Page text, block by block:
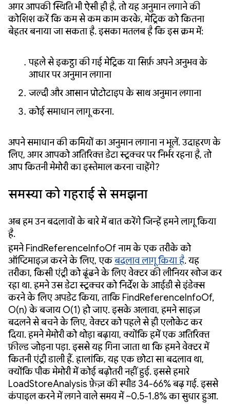
अगर आपकी स्थिति भी ऐसी ही है, तो यह अनुमान लगाने की
कोशिश करें कि कम से कम काम करके, मेट्रिक को कितना
बेहतर बनाया जा सकता है. इसका मतलब है कि इस क्रम में:
पहले से इकट्ठा की गई मेट्रिक या सिर्फ़ अपने अनुभव के
आधार पर अनुमान लगाना
जल्दी और आसान प्रोटोटाइप के साथ अनुमान लगाना
कोई समाधान लागू करना.
अपने समाधान की कमियों का अनुमान लगाना न भूलें. उदाहरण के
लिए, अगर आपको अतिरिक्त डेटा स्ट्रक्चर पर निर्भर रहना है, तो
आप कितनी मेमोरी का इस्तेमाल करना चाहेंगे?
समस्या को गहराई से समझना
अब हम उन बदलावों के बारे में बात करेंगे जिन्हें हमने लागू किया
है.
हमने FindReferenceInfoOf नाम के एक तरीके को
ऑप्टिमाइज़ करने के लिए, एकबदलाव लागू किया है. यह
तरीका, किसी एंट्री को ढूंढने के लिए वेक्टर की लीनियर खोज कर
रहा था. हमने उस डेटा स्ट्रक्चर को निर्देश के आईडी से इंडेक्स
करने के लिए अपडेट किया, ताकि FindReferenceInfoOf,
O(n) के बजाय O(1) हो जाए. इसके अलावा, हमने साइज़
बदलने से बचने के लिए, वेक्टर को पहले से ही एलोकेट कर
दिया. हमने मेमोरी को थोड़ा बढ़ाया, क्योंकि हमें एक अतिरिक्त
फ़ील्ड जोड़ना पड़ा. इससे यह गिना जाता था कि हमने वेक्टर में
कितनी एंट्री डाली हैं. हालांकि, यह एक छोटा सा बदलाव था,
क्योंकि पीक मेमोरी में कोई बढ़ोतरी नहीं हुई. इससे हमारे
LoadStoreAnalysis फ़ेज़ की स्पीड 34-66% बढ़ गई. इससे
कंपाइल करने में लगने वाले समय में ~0.5-1.8% का सुधार हुआ.